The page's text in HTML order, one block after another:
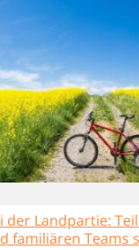
der Landpartie:
familiären Teams